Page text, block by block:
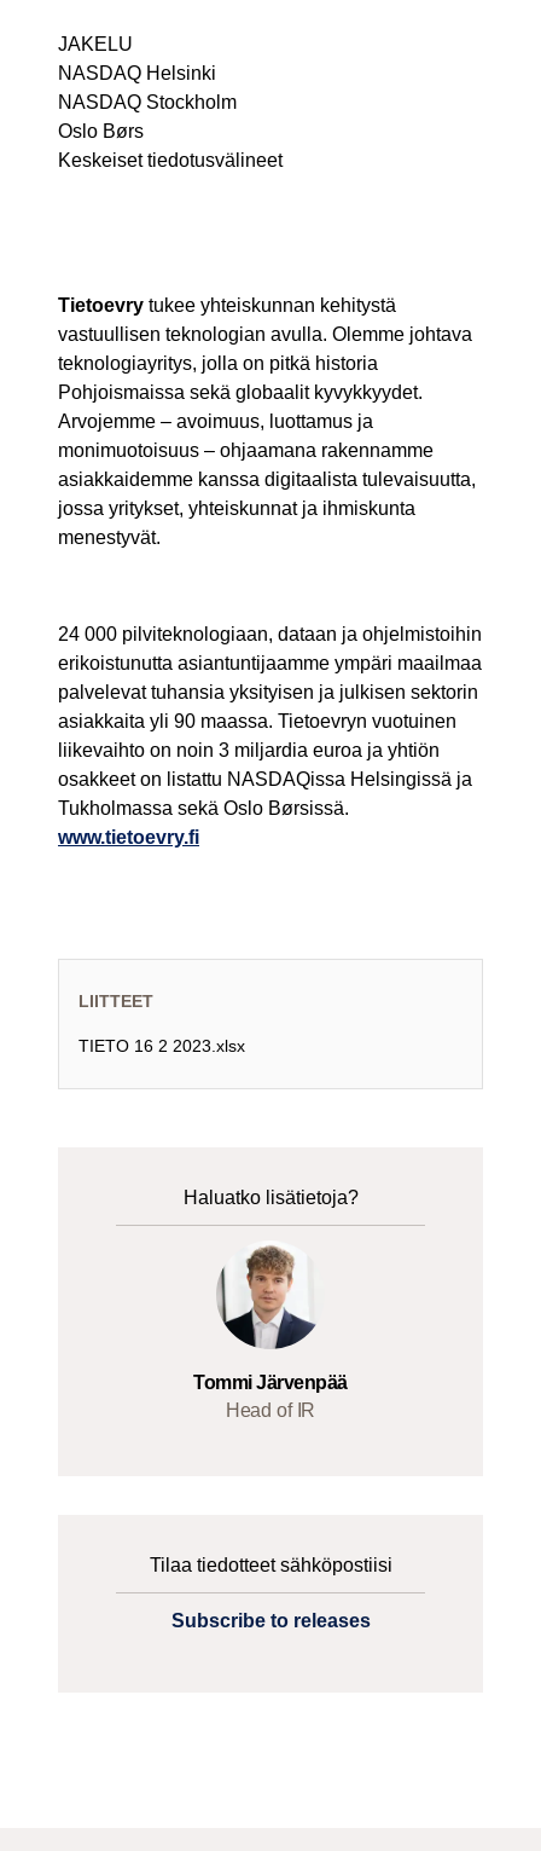
JAKELU
NASDAQ Helsinki
NASDAQ Stockholm
Oslo Børs
Keskeiset tiedotusvälineet
Tietoevry tukee yhteiskunnan kehitystä
vastuullisen teknologian avulla. Olemme johtava
teknologiayritys, jolla on pitkä historia
Pohjoismaissa sekä globaalit kyvykkyydet.
Arvojemme – avoimuus, luottamus ja
monimuotoisuus – ohjaamana rakennamme
asiakkaidemme kanssa digitaalista tulevaisuutta,
jossa yritykset, yhteiskunnat ja ihmiskunta
menestyvät.
24 000 pilviteknologiaan, dataan ja ohjelmistoihin
erikoistunutta asiantuntijaamme ympäri maailmaa
palvelevat tuhansia yksityisen ja julkisen sektorin
asiakkaita yli 90 maassa. Tietoevryn vuotuinen
liikevaihto on noin 3 miljardia euroa ja yhtiön
osakkeet on listattu NASDAQissa Helsingissä ja
Tukholmassa sekä Oslo Børsissä.
www.tietoevry.fi
LIITTEET
TIETO 16 2 2023.xlsx
Haluatko lisätietoja?
Tommi Järvenpää
Head of IR
Tilaa tiedotteet sähköpostiisi
Subscribe to releases